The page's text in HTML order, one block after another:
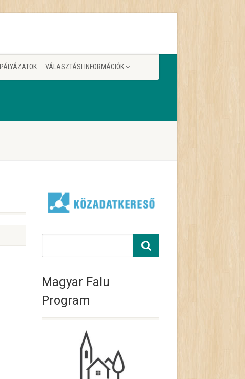
PÁLYÁZATOK VÁLASZTÁSI INFORMÁCIÓK
Magyar Falu
Program